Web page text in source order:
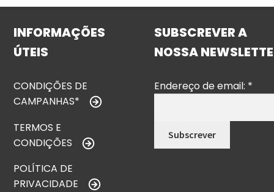
INFORMAÇÕES
ÚTEIS
CONDIÇÕES DE
CAMPANHAS*
TERMOS E
CONDIÇÕES
POLÍTICA DE
PRIVACIDADE
SUBSCREVER A
NOSSA
Endereço de email: *